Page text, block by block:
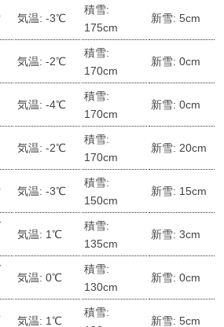
気温: -3℃
積雪:
175cm
新雪: 5cm
気温: -2℃
積雪:
170cm
新雪: 0cm
気温: -4℃
積雪:
170cm
新雪: 0cm
気温: -2℃
積雪:
170cm
新雪: 20cm
気温: -3℃
積雪:
150cm
新雪: 15cm
気温: 1℃
積雪:
135cm
新雪: 3cm
気温: 0℃
積雪:
130cm
新雪: 0cm
気温: 1℃
積雪:
新雪: 5cm